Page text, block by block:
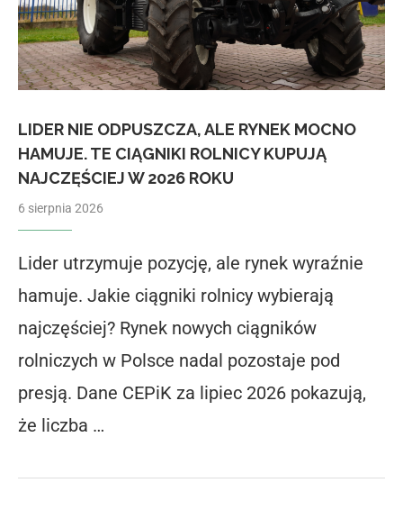
LIDER NIE ODPUSZCZA, ALE RYNEK MOCNO
HAMUJE. TE CIĄGNIKI ROLNICY KUPUJĄ
NAJCZĘŚCIEJ W 2026 ROKU
6 sierpnia 2026
Lider utrzymuje pozycję, ale rynek wyraźnie
hamuje. Jakie ciągniki rolnicy wybierają
najczęściej? Rynek nowych ciągników
rolniczych w Polsce nadal pozostaje pod
presją. Dane CEPiK za lipiec 2026 pokazują,
że liczba …